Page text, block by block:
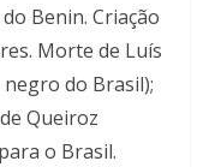
Benin. Criação
Morte de Luís
do Brasil);
Queiroz
o Brasil.